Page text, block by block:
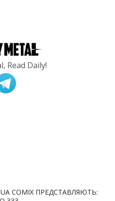
Read Daily!
UA COMIX ПРЕДСТАВЛЯЮТЬ: